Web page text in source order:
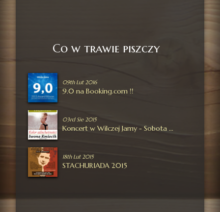
Co w trawie piszczy
09th Lut 2016
9.0 na Booking.com !!
03rd Sie 2015
Koncert w Wilczej Jamy - Sobota 26-09-2015
18th Lut 2015
STACHURIADA 2015